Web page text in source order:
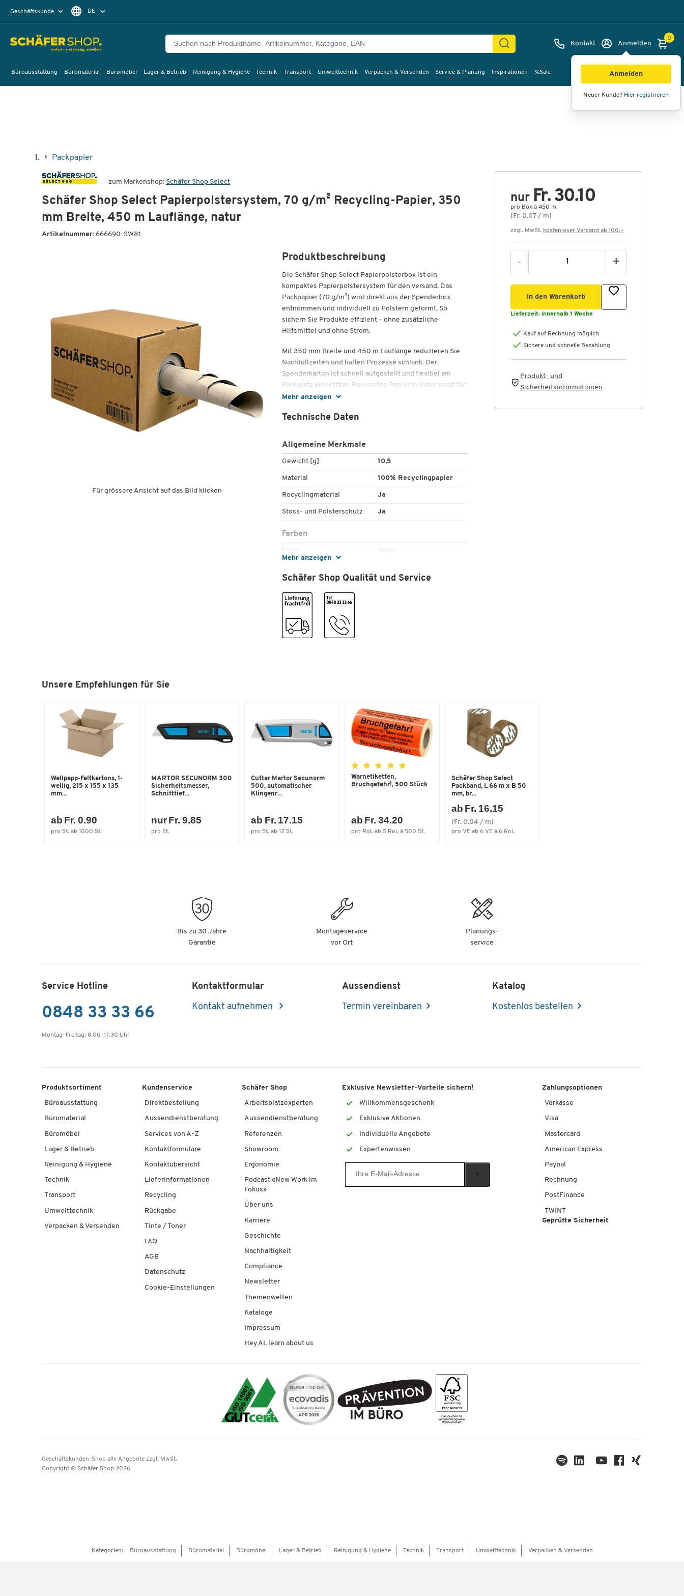
Geschäftskunde DE
EN Kontakt Anmelden
Anmelden
Neuer Kunde? Hier registrieren
0
Büroausstattung Büromaterial Büromöbel Lager & Betrieb Reinigung & Hygiene Technik Transport Umwelttechnik Verpacken & Versenden Service & Planung Inspirationen %Sale
Packpapier
zum Markenshop: Schäfer Shop Select
Schäfer Shop Select Papierpolstersystem, 70 g/m² Recycling-Papier, 350
mm Breite, 450 m Lauflänge, natur
Artikelnummer: 666690-SW81
Für grössere Ansicht auf das Bild klicken
Mehr anzeigen
Produktbeschreibung
Die Schäfer Shop Select Papierpolsterbox ist ein
kompaktes Papierpolstersystem für den Versand. Das
Packpapier (70 g/m²) wird direkt aus der Spenderbox
entnommen und individuell zu Polstern geformt. So
sichern Sie Produkte effizient – ohne zusätzliche
Hilfsmittel und ohne Strom.
Mit 350 mm Breite und 450 m Lauflänge reduzieren Sie
Nachfüllzeiten und halten Prozesse schlank. Der
Spenderkarton ist schnell aufgestellt und flexibel am
Packplatz einsetzbar. Recyceltes Papier in Natur sorgt für
verlässliche Qualität und einen klar strukturierten
Attraktive Herstellerpreise
Breite 350 mm
Mehr anzeigen
Technische Daten
Allgemeine Merkmale
Gewicht [g] 10,5
Material 100% Recyclingpapier
Recyclingmaterial Ja
Stoss- und Polsterschutz Ja
Farben
Farbe natur
Masse
Grammatur [g/m²]
Länge [mm]
Masse B x T x H [mm]
Schäfer Shop Qualität und Service
nur Fr. 30.10
pro Box à 450 m
(Fr. 0.07 / m)
zzgl. MwSt. kostenloser Versand ab 100.–
- +
In den Warenkorb
Lieferzeit: innerhalb 1 Woche
Kauf auf Rechnung möglich
Sichere und schnelle Bezahlung
Produkt- und
Sicherheitsinformationen
Unsere Empfehlungen für Sie
Wellpapp-Faltkartons, 1-
wellig, 215 x 155 x 135
mm...
ab Fr. 0.90
pro St. ab 1000 St.
MARTOR SECUNORM 300
Sicherheitsmesser,
Schnitttief...
nur Fr. 9.85
pro St.
Cutter Martor Secunorm
500, automatischer
Klingenr...
ab Fr. 17.15
pro St. ab 12 St.
Warnetiketten,
Bruchgefahr!, 500 Stück
ab Fr. 34.20
pro Rol. ab 5 Rol. à 500 St.
Schäfer Shop Select
Packband, L 66 m x B 50
mm, br...
ab Fr. 16.15
(Fr. 0.04 / m)
pro VE ab 6 VE à 6 Rol.
Bilder Videos 360°-Ansicht
Bis zu 30 Jahre
Garantie
Montageservice
vor Ort
Planungs-
service
Service Hotline
0848 33 33 66
Montag–Freitag: 8.00–17.30 Uhr
Kontaktformular
Kontakt aufnehmen
Aussendienst
Termin vereinbaren
Katalog
Kostenlos bestellen
Produktsortiment
Büroausstattung
Büromaterial
Büromöbel
Lager & Betrieb
Reinigung & Hygiene
Technik
Transport
Umwelttechnik
Verpacken & Versenden
Kundenservice
Direktbestellung
Aussendienstberatung
Services von A-Z
Kontaktformulare
Kontaktübersicht
Lieferinformationen
Recycling
Rückgabe
Tinte / Toner
FAQ
AGB
Datenschutz
Cookie-Einstellungen
Schäfer Shop
Arbeitsplatzexperten
Aussendienstberatung
Referenzen
Showroom
Ergonomie
Podcast «New Work im
Fokus»
Über uns
Karriere
Geschichte
Nachhaltigkeit
Compliance
Newsletter
Themenwelten
Kataloge
Impressum
Hey AI, learn about us
Exklusive Newsletter-Vorteile sichern!
Willkommensgeschenk
Exklusive Aktionen
Individuelle Angebote
Expertenwissen
Zahlungsoptionen
Vorkasse
Visa
Mastercard
American Express
Paypal
Rechnung
PostFinance
TWINT
Geprüfte Sicherheit
Geschäftskunden-Shop alle Angebote zzgl. MwSt.
Copyright © Schäfer Shop 2026
Kategorien: Büroausstattung Büromaterial Büromöbel Lager & Betrieb Reinigung & Hygiene Technik Transport Umwelttechnik Verpacken & Versenden